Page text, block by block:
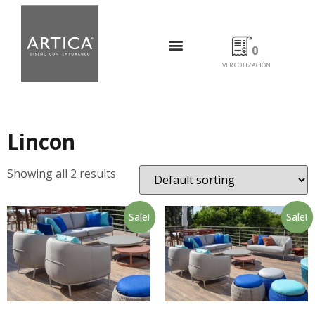
0
VER COTIZACIÓN
Lincon
Showing all 2 results
Sale! Sale!